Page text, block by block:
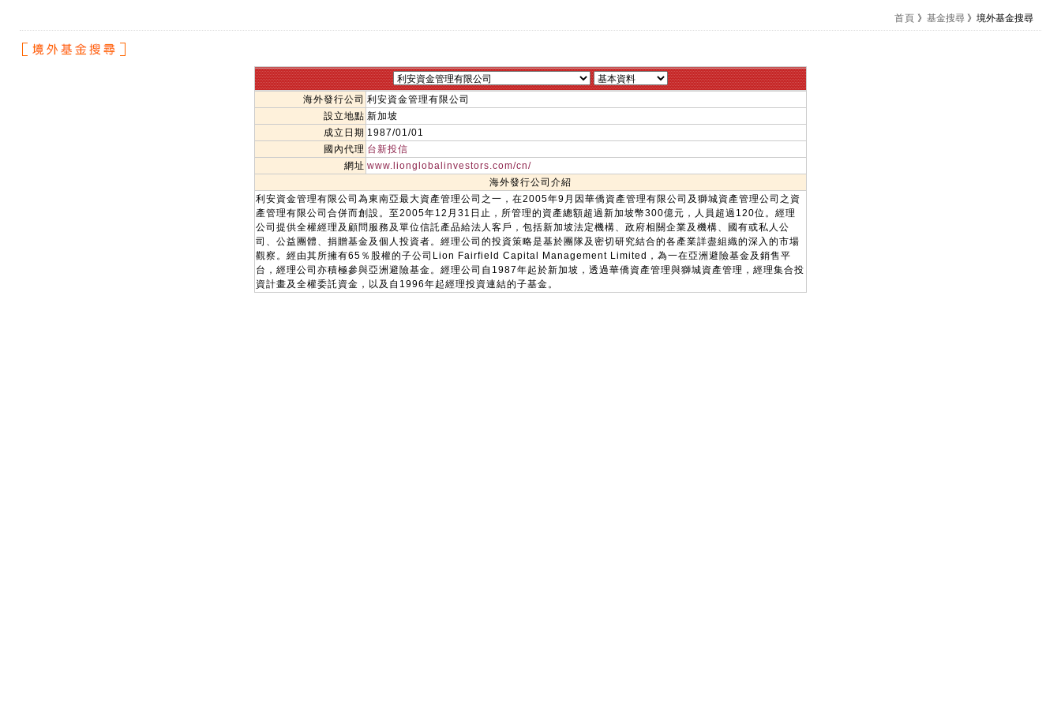
首頁 》基金搜尋 》境外基金搜尋
海外發行公司 利安資金管理有限公司
設立地點 新加坡
成立日期 1987/01/01
國內代理 台新投信
網址 www.lionglobalinvestors.com/cn/
海外發行公司介紹
利安資金管理有限公司為東南亞最大資產管理公司之一，在2005年9月因華僑資產管理有限公司及獅城資產管理公司之資
產管理有限公司合併而創設。至2005年12月31日止，所管理的資產總額超過新加坡幣300億元，人員超過120位。經理
公司提供全權經理及顧問服務及單位信託產品給法人客戶，包括新加坡法定機構、政府相關企業及機構、國有或私人公
司、公益團體、捐贈基金及個人投資者。經理公司的投資策略是基於團隊及密切研究結合的各產業詳盡組織的深入的市場
觀察。經由其所擁有65％股權的子公司Lion Fairfield Capital Management Limited，為一在亞洲避險基金及銷售平
台，經理公司亦積極參與亞洲避險基金。經理公司自1987年起於新加坡，透過華僑資產管理與獅城資產管理，經理集合投
資計畫及全權委託資金，以及自1996年起經理投資連結的子基金。